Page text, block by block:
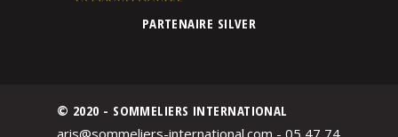
PARTENAIRE SILVER
© 2020 - SOMMELIERS INTERNATIONAL
aris@sommeliers-international.com - 05 47 74